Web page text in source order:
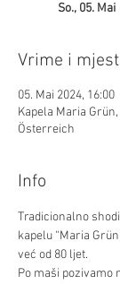
So., 05. Mai
Vrime i
05. Mai 2024, 16:00
Kapela Maria
Österreich
Info
Tradicionalno
kapelu “Maria
već od 80 ljet.
Po maši pozivamo